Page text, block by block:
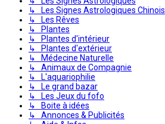
↳ Les Signes Astrologiques Chinois
↳ Les Rêves
↳ Plantes
↳ Plantes d'intérieur
↳ Plantes d'extérieur
↳ Médecine Naturelle
↳ Animaux de Compagnie
↳ L'aquariophilie
↳ Le grand bazar
↳ Les Jeux du fofo
↳ Boite à idées
↳ Annonces & Publicités